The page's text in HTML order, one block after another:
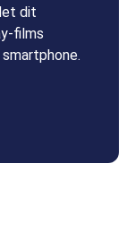
dit
films